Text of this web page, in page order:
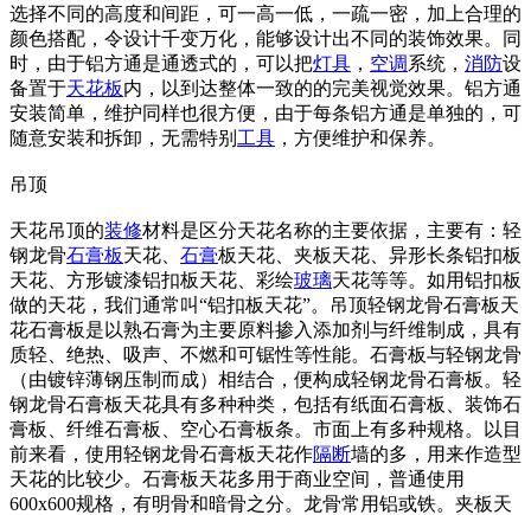
选择不同的高度和间距，可一高一低，一疏一密，加上合理的
颜色搭配，令设计千变万化，能够设计出不同的装饰效果。同
时，由于铝方通是通透式的，可以把灯具 ， 空调系统， 消防设
备置于天花板内，以到达整体一致的的完美视觉效果。铝方通
安装简单，维护同样也很方便，由于每条铝方通是单独的，可
随意安装和拆卸，无需特别 工具 ，方便维护和保养。
吊顶
天花吊顶的装修材料是区分天花名称的主要依据，主要有：轻
钢龙骨石膏板天花、 石膏板天花、夹板天花、异形长条铝扣板
天花、方形镀漆铝扣板天花、彩绘玻璃天花等等。如用铝扣板
做的天花，我们通常叫“铝扣板天花”。吊顶轻钢龙骨石膏板天
花石膏板是以熟石膏为主要原料掺入添加剂与纤维制成，具有
质轻、绝热、吸声、不燃和可锯性等性能。石膏板与轻钢龙骨
（由镀锌薄钢压制而成）相结合，便构成轻钢龙骨石膏板。轻
钢龙骨石膏板天花具有多种种类，包括有纸面石膏板、装饰石
膏板、纤维石膏板、空心石膏板条。市面上有多种规格。以目
前来看，使用轻钢龙骨石膏板天花作隔断墙的多，用来作造型
天花的比较少。石膏板天花多用于商业空间，普通使用
600x600规格，有明骨和暗骨之分。龙骨常用铝或铁。夹板天